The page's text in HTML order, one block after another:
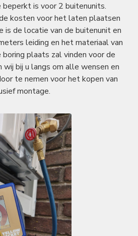
is voor 2 buitenunits.
kosten voor het laten plaatsen
is de locatie van de buitenunit en
leiding en het materiaal van
plaats zal vinden voor de
wij bij u langs om alle wensen en
te nemen voor het kopen van
montage.